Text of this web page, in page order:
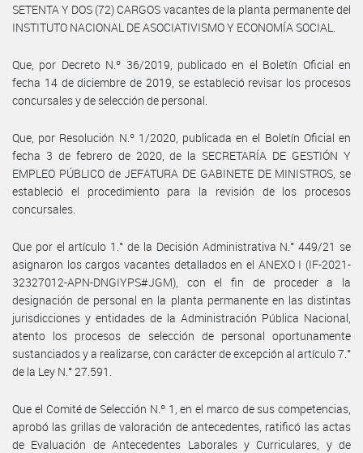
SETENTA Y DOS (72) CARGOS vacantes de la planta permanente del
INSTITUTO NACIONAL DE ASOCIATIVISMO Y ECONOMÍA SOCIAL.
Que, por Decreto N.º 36/2019, publicado en el Boletín Oficial en
fecha 14 de diciembre de 2019, se estableció revisar los procesos
concursales y de selección de personal.
Que, por Resolución N.º 1/2020, publicada en el Boletín Oficial en
fecha 3 de febrero de 2020, de la SECRETARÍA DE GESTIÓN Y
EMPLEO PÚBLICO de JEFATURA DE GABINETE DE MINISTROS, se
estableció el procedimiento para la revisión de los procesos
concursales.
Que por el artículo 1.° de la Decisión Administrativa N.° 449/21 se
asignaron los cargos vacantes detallados en el ANEXO I (IF-2021-
32327012-APN-DNGIYPS#JGM), con el fin de proceder a la
designación de personal en la planta permanente en las distintas
jurisdicciones y entidades de la Administración Pública Nacional,
atento los procesos de selección de personal oportunamente
sustanciados y a realizarse, con carácter de excepción al artículo 7.°
de la Ley N.° 27.591.
Que el Comité de Selección N.º 1, en el marco de sus competencias,
aprobó las grillas de valoración de antecedentes, ratificó las actas
de Evaluación de Antecedentes Laborales y Curriculares, y de